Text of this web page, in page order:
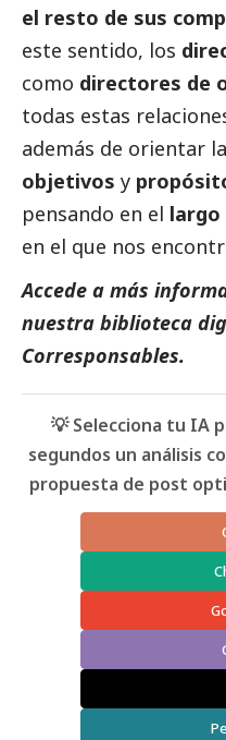
el resto de sus
este sentido, los
como directores de
todas estas
además de orientar
objetivos y
pensando en el largo
en el que nos
Accede a más
nuestra biblioteca
Corresponsables.
💡 Selecciona tu IA
segundos un análisis
propuesta de post